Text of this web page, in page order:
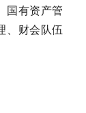
国有资产管
、财会队伍